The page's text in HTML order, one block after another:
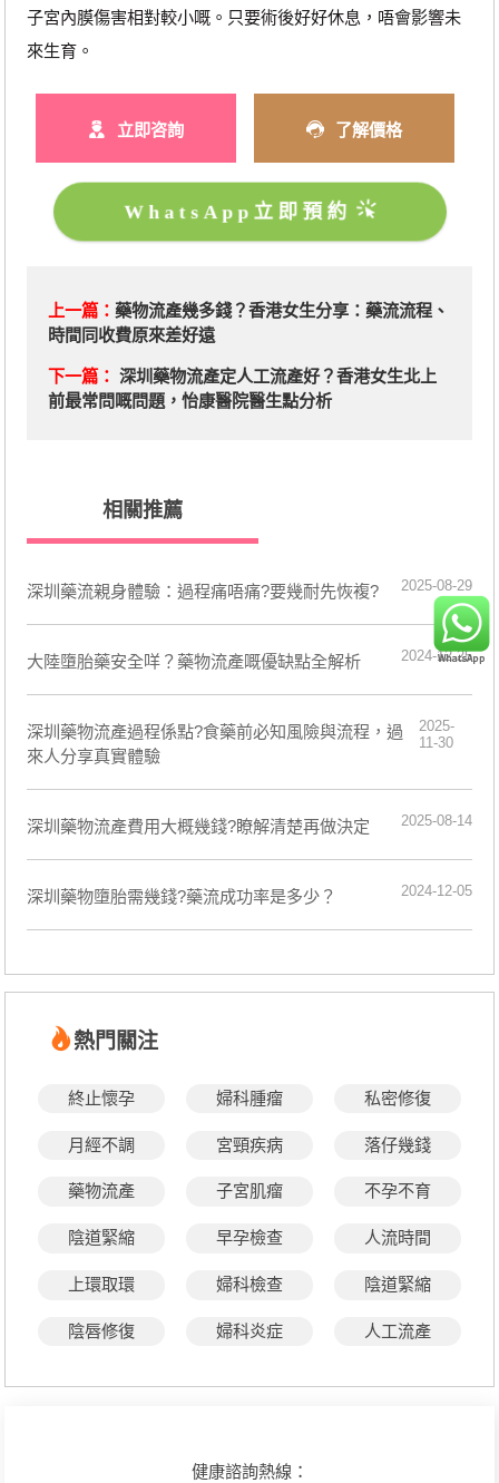
子宮內膜傷害相對較小嘅。只要術後好好休息，唔會影響未
來生育。
立即咨詢 了解價格
WhatsApp立即預約
上一篇： 藥物流產幾多錢？香港女生分享：藥流流程、
時間同收費原來差好遠
下一篇： 深圳藥物流產定人工流產好？香港女生北上
前最常問嘅問題，怡康醫院醫生點分析
相關推薦
深圳藥流親身體驗：過程痛唔痛?要幾耐先恢複? 2025-08-29
​大陸墮胎藥安全咩？藥物流產嘅優缺點全解析 2024-12-25
深圳藥物流產過程係點?食藥前必知風險與流程，過
來人分享真實體驗
2025-
11-30
深圳藥物流產費用大概幾錢?瞭解清楚再做決定 2025-08-14
深圳藥物墮胎需幾錢?藥流成功率是多少？ 2024-12-05
熱門關注
終止懷孕 婦科腫瘤 私密修復
月經不調 宮頸疾病 落仔幾錢
藥物流產 子宮肌瘤 不孕不育
陰道緊縮 早孕檢查 人流時間
上環取環 婦科檢查 陰道緊縮
陰唇修復 婦科炎症 人工流產
健康諮詢熱線：